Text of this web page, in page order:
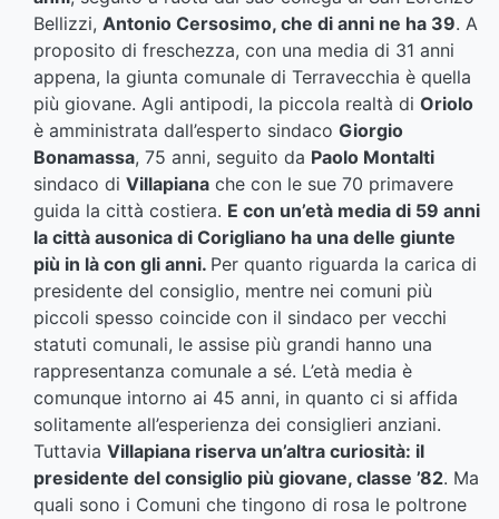
Bellizzi, Antonio Cersosimo, che di anni ne ha 39. A
proposito di freschezza, con una media di 31 anni
appena, la giunta comunale di Terravecchia è quella
più giovane. Agli antipodi, la piccola realtà di Oriolo
è amministrata dall’esperto sindaco Giorgio
Bonamassa, 75 anni, seguito da Paolo Montalti
sindaco di Villapiana che con le sue 70 primavere
guida la città costiera. E con un’età media di 59 anni
la città ausonica di Corigliano ha una delle giunte
più in là con gli anni. Per quanto riguarda la carica di
presidente del consiglio, mentre nei comuni più
piccoli spesso coincide con il sindaco per vecchi
statuti comunali, le assise più grandi hanno una
rappresentanza comunale a sé. L’età media è
comunque intorno ai 45 anni, in quanto ci si affida
solitamente all’esperienza dei consiglieri anziani.
Tuttavia Villapiana riserva un’altra curiosità: il
presidente del consiglio più giovane, classe ’82. Ma
quali sono i Comuni che tingono di rosa le poltrone